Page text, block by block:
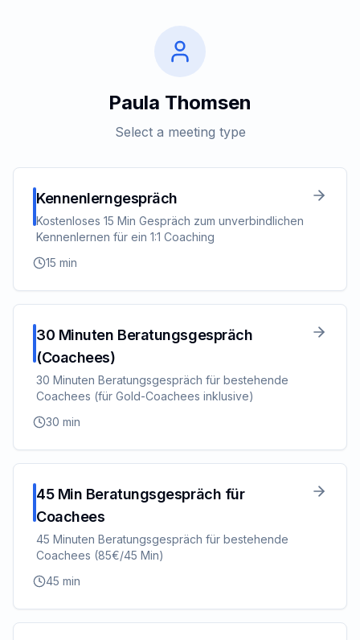
Paula Thomsen
Select a meeting type
Kennenlerngespräch
Kostenloses 15 Min Gespräch zum unverbindlichen
Kennenlernen für ein 1:1 Coaching
15 min
30 Minuten Beratungsgespräch
(Coachees)
30 Minuten Beratungsgespräch für bestehende
Coachees (für Gold-Coachees inklusive)
30 min
45 Min Beratungsgespräch für
Coachees
45 Minuten Beratungsgespräch für bestehende
Coachees (85€/45 Min)
45 min